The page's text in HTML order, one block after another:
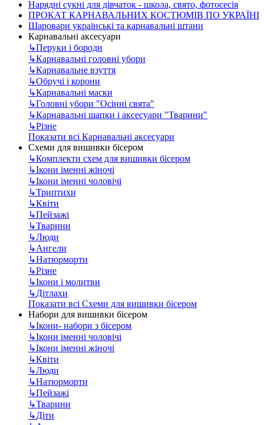
Нарядні сукні для дівчаток - школа, свято, фотосесія
ПРОКАТ КАРНАВАЛЬНИХ КОСТЮМІВ ПО УКРАЇНІ
Шаровари українські та карнавальні штани
Карнавальні аксесуари
↳Перуки і бороди
↳Карнавальні головні убори
↳Карнавальне взуття
↳Обручі і корони
↳Карнавальні маски
↳Головні убори "Осінні свята"
↳Карнавальні шапки і аксесуари "Тварини"
↳Різне
Показати всі Карнавальні аксесуари
Схеми для вишивки бісером
↳Комплекти схем для вишивки бісером
↳Ікони іменні жіночі
↳Ікони іменні чоловічі
↳Триптихи
↳Квіти
↳Пейзажі
↳Тварини
↳Люди
↳Ангели
↳Натюрморти
↳Різне
↳Ікони і молитви
↳Дітлахи
Показати всі Схеми для вишивки бісером
Набори для вишивки бісером
↳Ікони- набори з бісером
↳Ікони іменні чоловічі
↳Ікони іменні жіночі
↳Квіти
↳Люди
↳Натюрморти
↳Пейзажі
↳Тварини
↳Діти